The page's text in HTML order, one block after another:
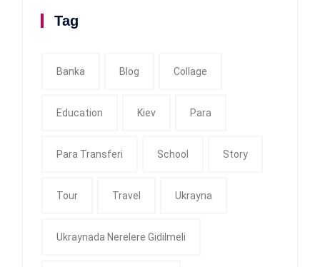
Tag
Banka Blog Collage
Education Kiev Para
Para Transferi School Story
Tour Travel Ukrayna
Ukraynada Nerelere Gidilmeli